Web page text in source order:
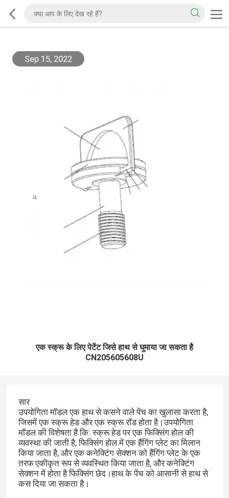
Sep 15, 2022
एक स्क्रू के लिए पेटेंट जिसे हाथ से घुमाया जा सकता है
CN205605608U
सार
उपयोगिता मॉडल एक हाथ से कसने वाले पेंच का खुलासा करता है,
जिसमें एक स्क्रू हेड और एक स्क्रू रॉड होता है।उपयोगिता
मॉडल की विशेषता है कि: स्क्रू हेड पर एक फिक्सिंग होल की
व्यवस्था की जाती है, फिक्सिंग होल में एक हैंगिंग प्लेट का मिलान
किया जाता है, और एक कनेक्टिंग सेक्शन को हैंगिंग प्लेट के एक
तरफ एकीकृत रूप से व्यवस्थित किया जाता है, और कनेक्टिंग
सेक्शन में होता है फिक्सिंग छेद।हाथ के पेंच को आसानी से हाथ से
कस दिया जा सकता है।